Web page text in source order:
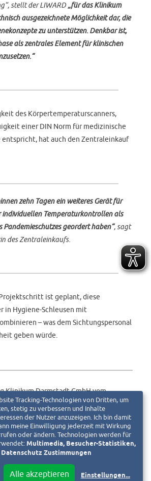
stellt der LIWARD„für das Klinikum
ausgezeichnete Möglichkeit dar, die
zu unterstützen. Denkbar ist,
als zentrales Element für klinischen
des Körpertemperaturscanners,
einer DIN Norm für medizinische
hat auch den Zentraleinkauf
zehn Tagen ein weiteres Gerät für
individuellen Temperaturkontrollen als
Pandemieschutzes geordert haben“, sagt
des Zentraleinkaufs.
ist geplant, diese
in Hygiene-Schleusen mit
– was dem Sichtungspersonal
geben würde.
Klinikum Darmstadt GmbH vom
Tracking-Technologien von Dritten, um
stetig zu verbessern und Inhalte
der Nutzer anzuzeigen. Ich bin damit
meine Einwilligung jederzeit mit Wirkung
oder ändern. Technologien werden für
Multimedia, Besucher-Statistiken,
Zustimmungen
Alle akzeptieren Einstellungen...